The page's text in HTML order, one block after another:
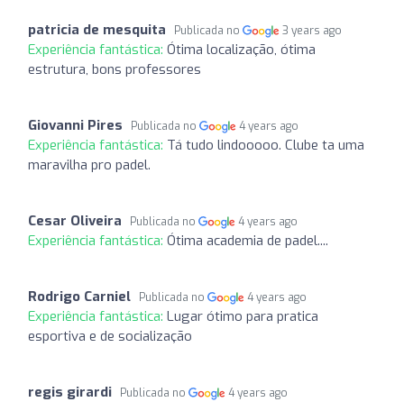
patricia de mesquita Publicada no 3 years ago
Experiência fantástica: Ótima localização, ótima
estrutura, bons professores
Giovanni Pires Publicada no 4 years ago
Experiência fantástica: Tá tudo lindooooo. Clube ta uma
maravilha pro padel.
Cesar Oliveira Publicada no 4 years ago
Experiência fantástica: Ótima academia de padel....
Rodrigo Carniel Publicada no 4 years ago
Experiência fantástica: Lugar ótimo para pratica
esportiva e de socialização
regis girardi Publicada no 4 years ago